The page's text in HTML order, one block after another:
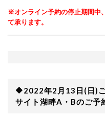
※オンライン予約の停止期間中
て承ります。
🔶2022年2月13日(日)
サイト湖畔A ・ Bのご予